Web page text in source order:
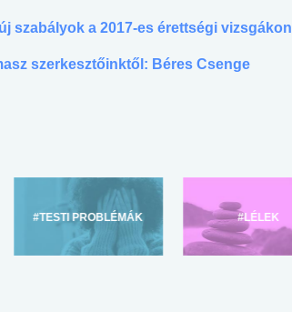
szabályok a 2017-es érettségi vizsgákon
szerkesztőinktől: Béres Csenge
#TESTI PROBLÉMÁK #LÉLEK